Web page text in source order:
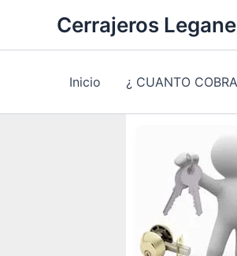
contenido
Cerrajeros
Inicio ¿ CUANTO